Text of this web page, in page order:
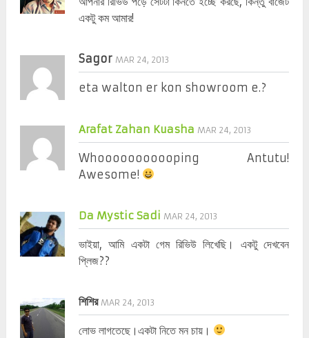
একটু কম আমার!
Sagor MAR 24, 2013
eta walton er kon showroom e.?
Arafat Zahan Kuasha MAR 24, 2013
Whooooooooooping Antutu!
Awesome!
Da Mystic Sadi MAR 24, 2013
ভাইয়া, আমি একটা গেম রিভিউ লিখেছি। একটু দেখবেন
প্লিজ??
শিশির MAR 24, 2013
লোভ লাগতেছে।একটা নিতে মন চায়।